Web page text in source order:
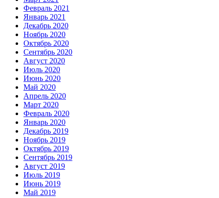
Февраль 2021
Январь 2021
Декабрь 2020
Ноябрь 2020
Октябрь 2020
Сентябрь 2020
Август 2020
Июль 2020
Июнь 2020
Май 2020
Апрель 2020
Март 2020
Февраль 2020
Январь 2020
Декабрь 2019
Ноябрь 2019
Октябрь 2019
Сентябрь 2019
Август 2019
Июль 2019
Июнь 2019
Май 2019